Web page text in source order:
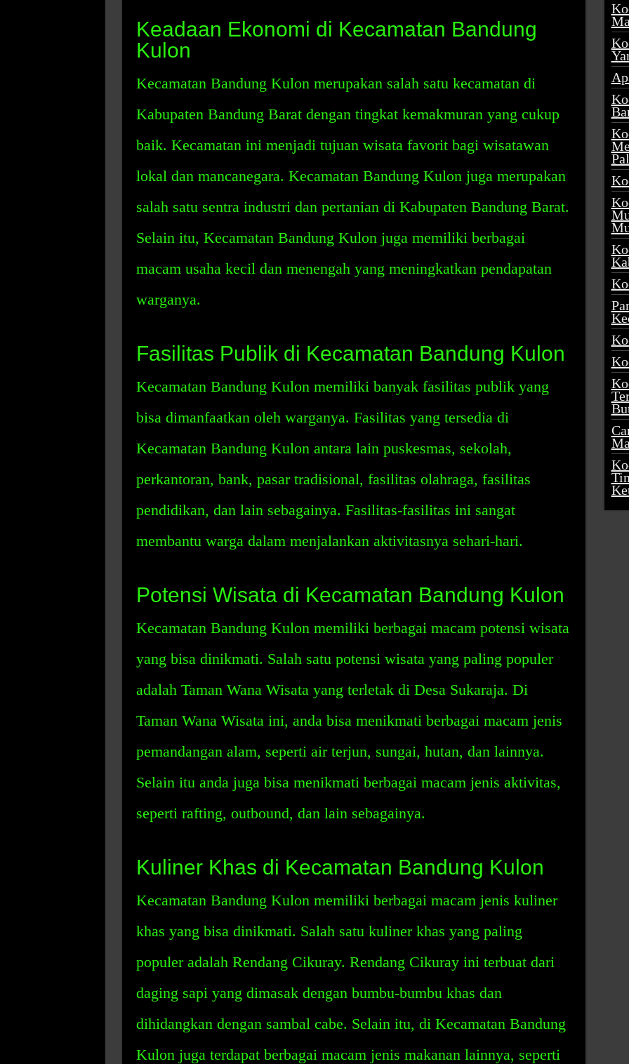
Keadaan Ekonomi di Kecamatan Bandung
Kulon
Kecamatan Bandung Kulon merupakan salah satu kecamatan di
Kabupaten Bandung Barat dengan tingkat kemakmuran yang cukup
baik. Kecamatan ini menjadi tujuan wisata favorit bagi wisatawan
lokal dan mancanegara. Kecamatan Bandung Kulon juga merupakan
salah satu sentra industri dan pertanian di Kabupaten Bandung Barat.
Selain itu, Kecamatan Bandung Kulon juga memiliki berbagai
macam usaha kecil dan menengah yang meningkatkan pendapatan
warganya.
Fasilitas Publik di Kecamatan Bandung Kulon
Kecamatan Bandung Kulon memiliki banyak fasilitas publik yang
bisa dimanfaatkan oleh warganya. Fasilitas yang tersedia di
Kecamatan Bandung Kulon antara lain puskesmas, sekolah,
perkantoran, bank, pasar tradisional, fasilitas olahraga, fasilitas
pendidikan, dan lain sebagainya. Fasilitas-fasilitas ini sangat
membantu warga dalam menjalankan aktivitasnya sehari-hari.
Potensi Wisata di Kecamatan Bandung Kulon
Kecamatan Bandung Kulon memiliki berbagai macam potensi wisata
yang bisa dinikmati. Salah satu potensi wisata yang paling populer
adalah Taman Wana Wisata yang terletak di Desa Sukaraja. Di
Taman Wana Wisata ini, anda bisa menikmati berbagai macam jenis
pemandangan alam, seperti air terjun, sungai, hutan, dan lainnya.
Selain itu anda juga bisa menikmati berbagai macam jenis aktivitas,
seperti rafting, outbound, dan lain sebagainya.
Kuliner Khas di Kecamatan Bandung Kulon
Kecamatan Bandung Kulon memiliki berbagai macam jenis kuliner
khas yang bisa dinikmati. Salah satu kuliner khas yang paling
populer adalah Rendang Cikuray. Rendang Cikuray ini terbuat dari
daging sapi yang dimasak dengan bumbu-bumbu khas dan
dihidangkan dengan sambal cabe. Selain itu, di Kecamatan Bandung
Kulon juga terdapat berbagai macam jenis makanan lainnya, seperti